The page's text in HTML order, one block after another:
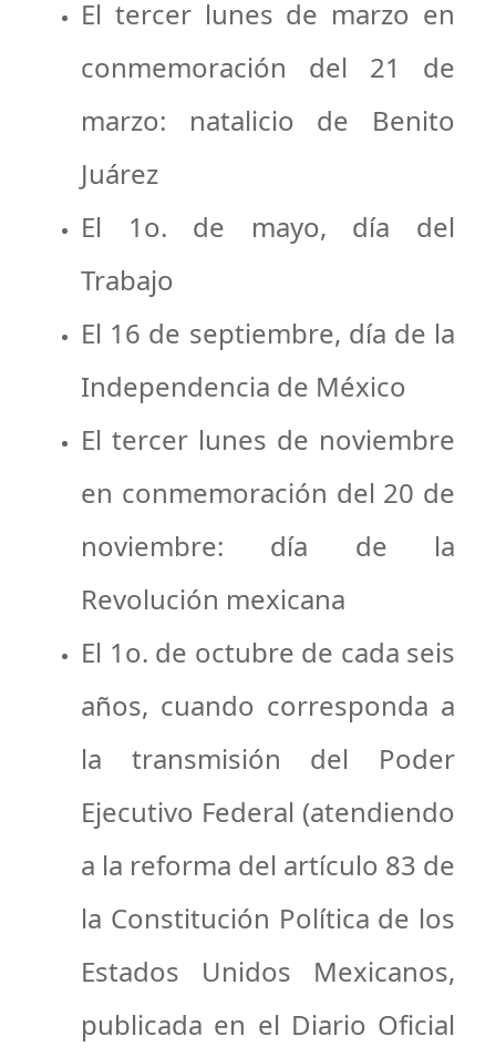
El tercer lunes de marzo en
conmemoración del 21 de
marzo: natalicio de Benito
Juárez
El 1o. de mayo, día del
Trabajo
El 16 de septiembre, día de la
Independencia de México
El tercer lunes de noviembre
en conmemoración del 20 de
noviembre: día de la
Revolución mexicana
El 1o. de octubre de cada seis
años, cuando corresponda a
la transmisión del Poder
Ejecutivo Federal (atendiendo
a la reforma del artículo 83 de
la Constitución Política de los
Estados Unidos Mexicanos,
publicada en el Diario Oficial